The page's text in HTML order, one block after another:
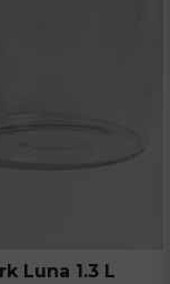
Luna 1.3 L